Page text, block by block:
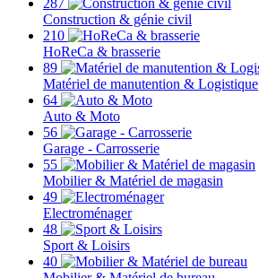
287
Construction & génie civil
210
HoReCa & brasserie
89
Matériel de manutention & Logistique
64
Auto & Moto
56
Garage - Carrosserie
55
Mobilier & Matériel de magasin
49
Electroménager
48
Sport & Loisirs
40